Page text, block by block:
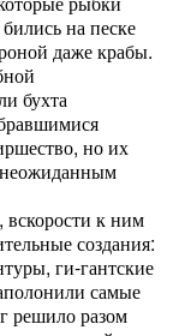
на песке
даже крабы.
бухта
но их
неожиданным
вскорости к ним
создания:
ги-гантские
самые
решило разом